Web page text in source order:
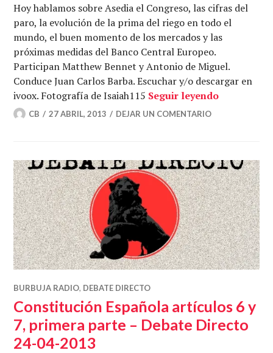
Hoy hablamos sobre Asedia el Congreso, las cifras del
paro, la evolución de la prima del riego en todo el
mundo, el buen momento de los mercados y las
próximas medidas del Banco Central Europeo.
Participan Matthew Bennet y Antonio de Miguel.
Conduce Juan Carlos Barba. Escuchar y/o descargar en
ivoox. Fotografía de Isaiah115 Seguir leyendoAlejados
CB 27 ABRIL, 2013 DEJAR UN COMENTARIO
BURBUJA RADIO, DEBATE DIRECTO
Constitución Española artículos 6 y
7, primera parte – Debate Directo
24-04-2013